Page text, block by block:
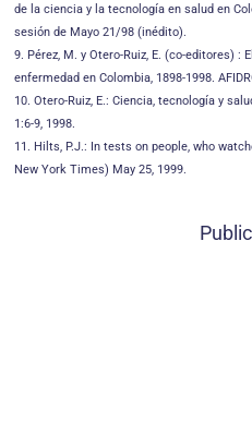
de la ciencia y la tecnología en salud en
sesión de Mayo 21/98 (inédito).
9. Pérez, M. y Otero-Ruiz, E. (co-editores) :
enfermedad en Colombia, 1898-1998.
10. Otero-Ruiz, E.: Ciencia, tecnología y
1:6-9, 1998.
11. Hilts, P.J.: In tests on people, who
New York Times) May 25, 1999.